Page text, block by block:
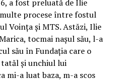
a fost preluată de Ilie
procese între fostul
Voința și MTS. Astăzi, Ilie
tocmai nașul său, l-a
său în Fundația care o
și unchiul lui
mi-a luat baza, m-a scos